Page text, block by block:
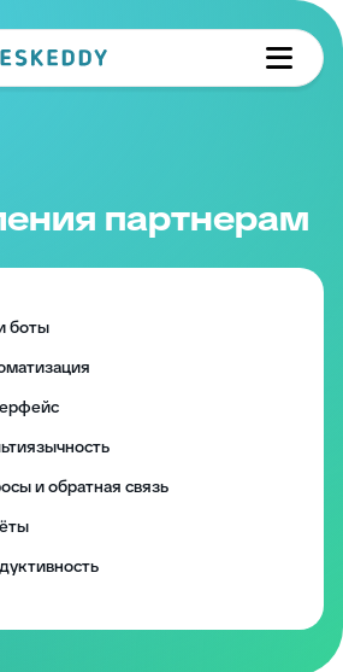
партнерам
боты
и обратная связь